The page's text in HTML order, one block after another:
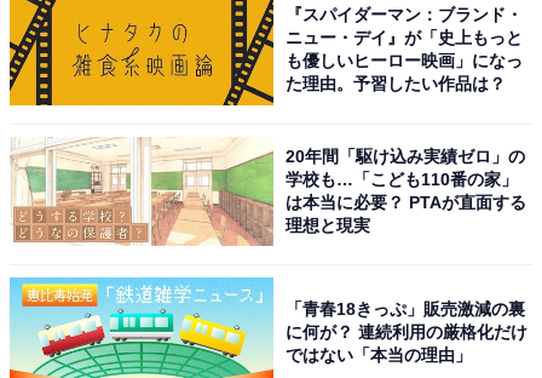
性）といった意見が寄せられています。『スパイダーマン：ブランド・
ニュー・デイ』が「史上もっと
も優しいヒーロー映画」になっ
た理由。予習したい作品は？
20年間「駆け込み実績ゼロ」の
学校も…「こども110番の家」
は本当に必要？ PTAが直面する
理想と現実
「青春18きっぷ」販売激減の裏
に何が？ 連続利用の厳格化だけ
ではない「本当の理由」